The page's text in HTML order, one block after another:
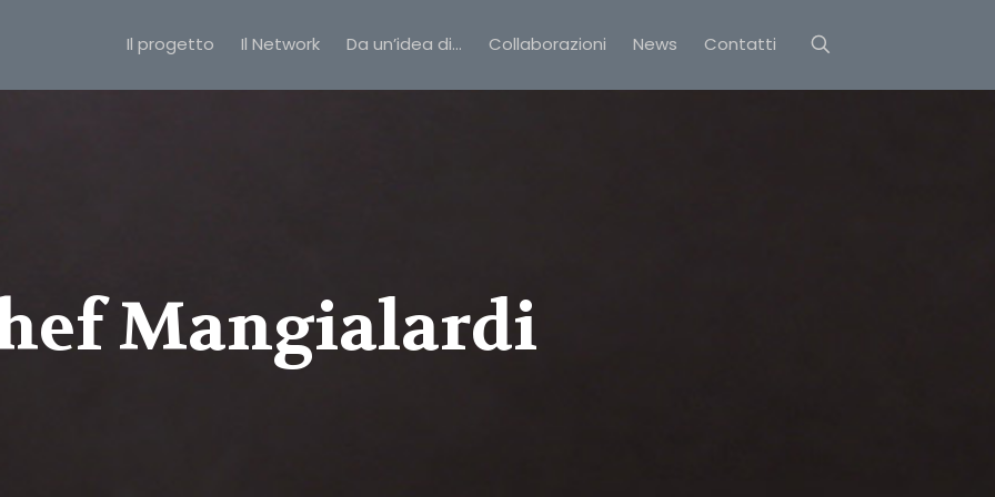
Il progetto Il Network Da un’idea di… Collaborazioni News Contatti
Mangialardi